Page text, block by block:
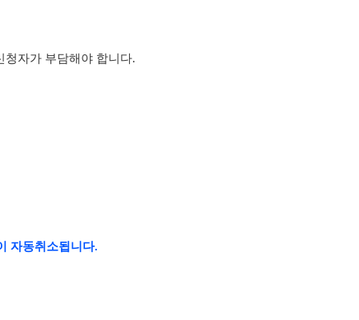
청자가 부담해야 합니다.
자동취소됩니다.